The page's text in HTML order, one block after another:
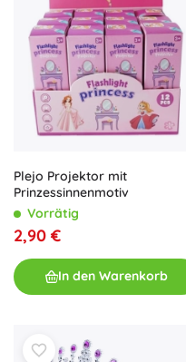
Plejo Projektor mit
Prinzessinnenmotiv
Vorrätig
2,90 €
In den Warenkorb